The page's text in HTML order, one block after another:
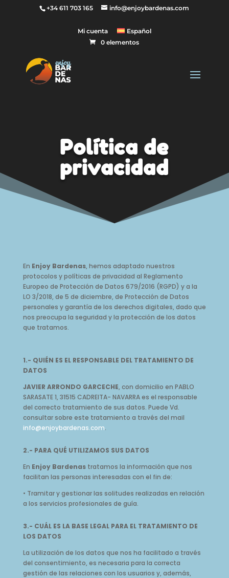
+34 611 703 165 info@enjoybardenas.com
Mi cuenta
Español
0 elementos
Política de
privacidad
En Enjoy Bardenas, hemos adaptado nuestros
protocolos y políticas de privacidad al Reglamento
Europeo de Protección de Datos 679/2016 (RGPD) y a la
LO 3/2018, de 5 de diciembre, de Protección de Datos
personales y garantía de los derechos digitales, dado que
nos preocupa la seguridad y la protección de los datos
que tratamos.
1.- QUIÉN ES EL RESPONSABLE DEL TRATAMIENTO DE
DATOS
JAVIER ARRONDO GARCECHE, con domicilio en PABLO
SARASATE 1, 31515 CADREITA- NAVARRA es el responsable
del correcto tratamiento de sus datos. Puede Vd.
consultar sobre este tratamiento a través del mail
info@enjoybardenas.com.
2.- PARA QUÉ UTILIZAMOS SUS DATOS
En Enjoy Bardenastratamos la información que nos
facilitan las personas interesadas con el fin de:
• Tramitar y gestionar las solitudes realizadas en relación
a los servicios profesionales de guía.
3.- CUÁL ES LA BASE LEGAL PARA EL TRATAMIENTO DE
LOS DATOS
La utilización de los datos que nos ha facilitado a través
del consentimiento, es necesaria para la correcta
gestión de las relaciones con los usuarios y, además,